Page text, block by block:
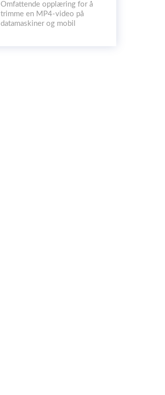
Omfattende opplæring for å
trimme en MP4-video på
datamaskiner og mobil